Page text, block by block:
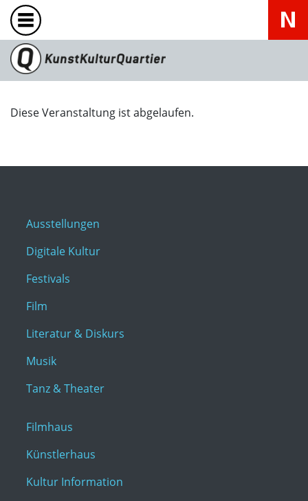
Diese Veranstaltung ist abgelaufen.
Ausstellungen
Digitale Kultur
Festivals
Film
Literatur & Diskurs
Musik
Tanz & Theater
Filmhaus
Künstlerhaus
Kultur Information